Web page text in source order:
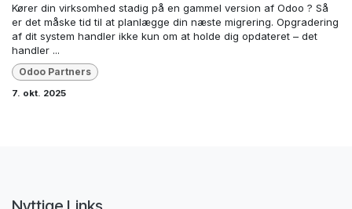
Kører din virksomhed stadig på en gammel version af Odoo ? Så
er det måske tid til at planlægge din næste migrering. Opgradering
af dit system handler ikke kun om at holde dig opdateret – det
handler ...
Odoo Partners
7. okt. 2025